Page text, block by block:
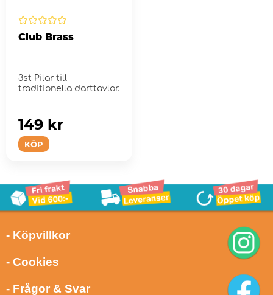
Club Brass
3st Pilar till
traditionella darttavlor.
KÖP
149 kr
- Köpvillkor
- Cookies
- Frågor & Svar